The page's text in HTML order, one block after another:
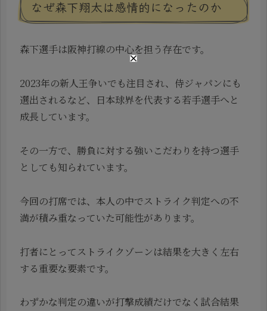
なぜ森下翔太は感情的になったのか
森下選手は阪神打線の中心を担う存在です。
2023年の新人王争いでも注目され、侍ジャパンにも
選出されるなど、日本球界を代表する若手選手へと
成長しています。
その一方で、勝負に対する強いこだわりを持つ選手
としても知られています。
今回の打席では、本人の中でストライク判定への不
満が積み重なっていた可能性があります。
打者にとってストライクゾーンは結果を大きく左右
する重要な要素です。
わずかな判定の違いが打撃成績だけでなく試合結果